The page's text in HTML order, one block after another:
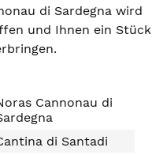
di Sardegna wird
und Ihnen ein Stück
Cannonau di
di Santadi